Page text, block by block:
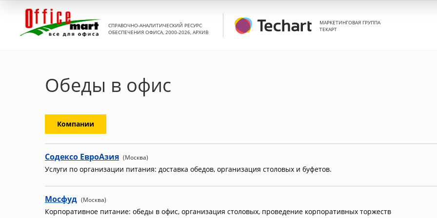
СПРАВОЧНО-АНАЛИТИЧЕСКИЙ РЕСУРС
ОБЕСПЕЧЕНИЯ ОФИСА, 2000-2026, АРХИВ
МАРКЕТИНГОВАЯ ГРУППА
ТЕКАРТ
Обеды в офис
Компании
Содексо ЕвроАзия (Москва)
Услуги по организации питания: доставка обедов, организация столовых и буфетов.
Мосфуд (Москва)
Корпоративное питание: обеды в офис, организация столовых, проведение корпоративных торжеств